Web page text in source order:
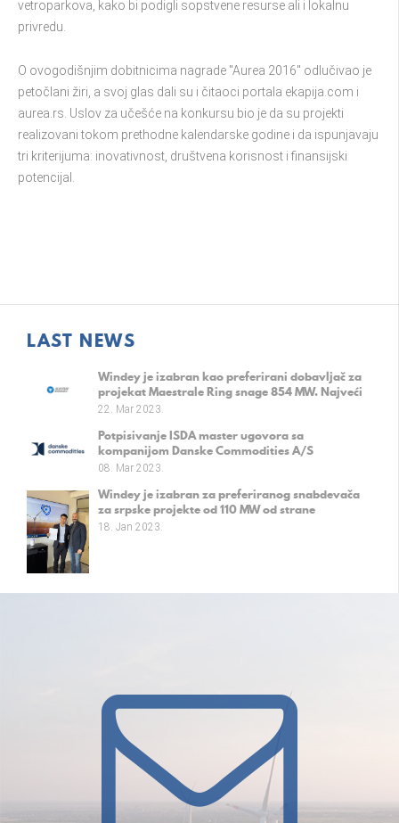
vetroparkova, kako bi podigli sopstvene resurse ali i lokalnu
privredu.
O ovogodišnjim dobitnicima nagrade "Aurea 2016" odlučivao je
petočlani žiri, a svoj glas dali su i čitaoci portala ekapija.com i
aurea.rs. Uslov za učešće na konkursu bio je da su projekti
realizovani tokom prethodne kalendarske godine i da ispunjavaju
tri kriterijuma: inovativnost, društvena korisnost i finansijski
potencijal.
LAST NEWS
Windey je izabran kao preferirani dobavljač za
projekat Maestrale Ring snage 854 MW. Najveći
evropski vetropark na kopnu.
22. Mar 2023.
Potpisivanje ISDA master ugovora sa
kompanijom Danske Commodities A/S
08. Mar 2023.
Windey je izabran za preferiranog snabdevača
za srpske projekte od 110 MW od strane
kompanije Fintel Energija a.d.
18. Jan 2023.